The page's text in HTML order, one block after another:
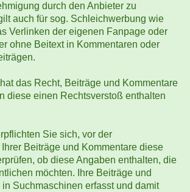
durch den Anbieter zu
auch für sog. Schleichwerbung wie
Verlinken der eigenen Fanpage oder
ohne Beitext in Kommentaren oder
das Recht, Beiträge und Kommentare
diese einen Rechtsverstoß enthalten
Sie sich, vor der
Beiträge und Kommentare diese
ob diese Angaben enthalten, die
möchten. Ihre Beiträge und
Suchmaschinen erfasst und damit